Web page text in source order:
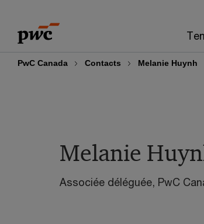
content
footer
PwC Canada Contacts Melanie Huynh
Melanie
Associée déléguée, PwC